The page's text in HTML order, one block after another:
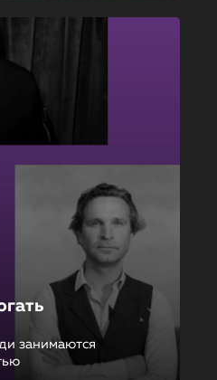
занимаются